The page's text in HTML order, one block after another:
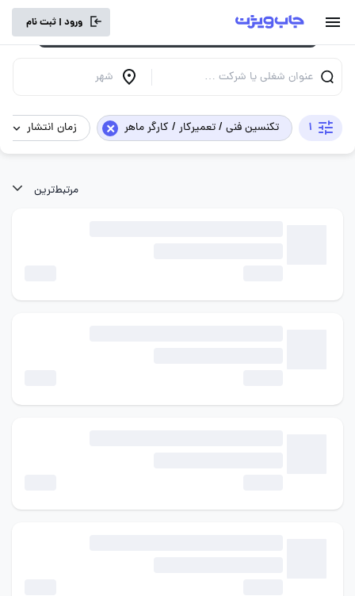
ورود | ثبت نام
عنوان شغلی یا شرکت … شهر
1 تکنسین فنی / تعمیرکار / کارگر ماهر × زمان انتشار
برای تجربه کاربری بهتر و سرعت بالاتر، vpn
خود را خاموش کنید.